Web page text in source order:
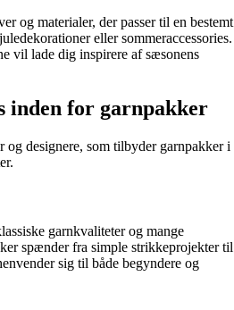
og materialer, der passer til en bestemt
eller sommeraccessories.
vil lade dig inspirere af sæsonens
inden for garnpakker
og designere, som tilbyder garnpakker i
garnkvaliteter og mange
spænder fra simple strikkeprojekter til
sig til både begyndere og